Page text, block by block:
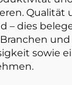
Qualität
– dies
sowie